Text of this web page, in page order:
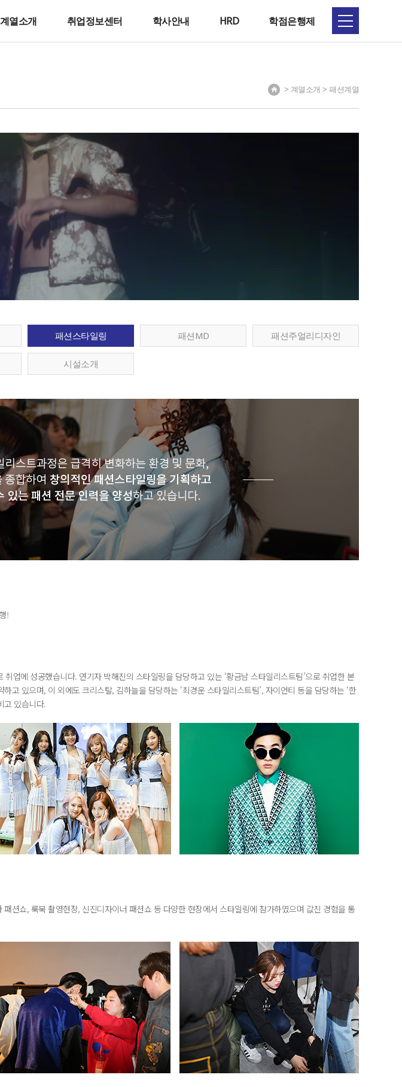
계열소개 취업정보센터 학사안내 HRD 학점은행제
> 계열소개 > 패션계열
패션스타일링 패션MD 패션주얼리디자인
시설소개
!
업에 성공했습니다. 연기자 박해진의 스타일링을 담당하고 있는 ‘황금남 스타일리스트팀’으로 취업한 본
고 있으며, 이 외에도 크리스탈, 김하늘을 담당하는 ‘최경운 스타일리스트팀’, 자이언티 등을 담당하는 ‘한
고 있습니다.
션쇼, 룩북 촬영현장, 신진디자이너 패션쇼 등 다양한 현장에서 스타일링에 참가하였으며 값진 경험을 통